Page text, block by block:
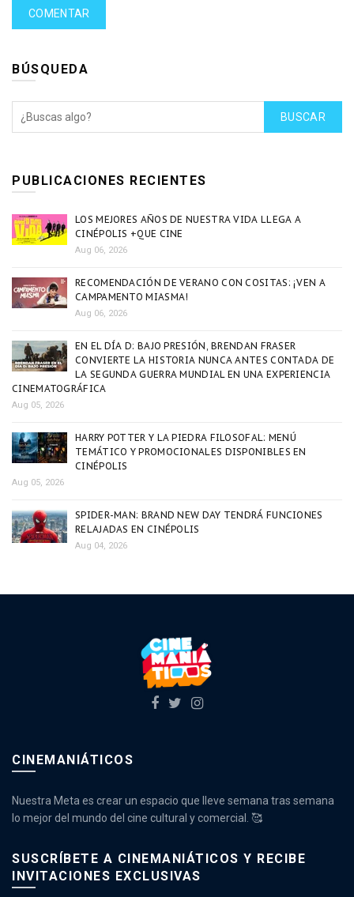
BÚSQUEDA
BUSCAR
PUBLICACIONES RECIENTES
LOS MEJORES AÑOS DE NUESTRA VIDA LLEGA A
CINÉPOLIS +QUE CINE
Aug 06, 2026
RECOMENDACIÓN DE VERANO CON COSITAS: ¡VEN A
CAMPAMENTO MIASMA!
Aug 06, 2026
EN EL DÍA D: BAJO PRESIÓN, BRENDAN FRASER
CONVIERTE LA HISTORIA NUNCA ANTES CONTADA DE
LA SEGUNDA GUERRA MUNDIAL EN UNA EXPERIENCIA
CINEMATOGRÁFICA
Aug 05, 2026
HARRY POTTER Y LA PIEDRA FILOSOFAL: MENÚ
TEMÁTICO Y PROMOCIONALES DISPONIBLES EN
CINÉPOLIS
Aug 05, 2026
SPIDER-MAN: BRAND NEW DAY TENDRÁ FUNCIONES
RELAJADAS EN CINÉPOLIS
Aug 04, 2026
CINEMANIÁTICOS
Nuestra Meta es crear un espacio que lleve semana tras semana
lo mejor del mundo del cine cultural y comercial. 🥰
SUSCRÍBETE A CINEMANIÁTICOS Y RECIBE
INVITACIONES EXCLUSIVAS